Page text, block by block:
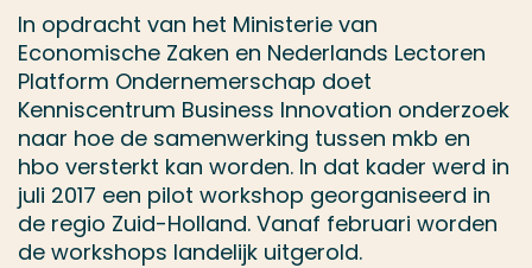
In opdracht van het Ministerie van
Economische Zaken en Nederlands Lectoren
Platform Ondernemerschap doet
Kenniscentrum Business Innovation onderzoek
naar hoe de samenwerking tussen mkb en
hbo versterkt kan worden. In dat kader werd in
juli 2017 een pilot workshop georganiseerd in
de regio Zuid-Holland. Vanaf februari worden
de workshops landelijk uitgerold.